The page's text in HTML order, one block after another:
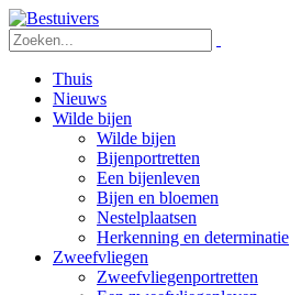
Thuis
Nieuws
Wilde bijen
Wilde bijen
Bijenportretten
Een bijenleven
Bijen en bloemen
Nestelplaatsen
Herkenning en determinatie
Zweefvliegen
Zweefvliegenportretten